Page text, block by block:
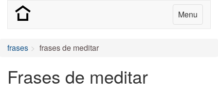
Menu
frases frases de meditar
Frases de meditar